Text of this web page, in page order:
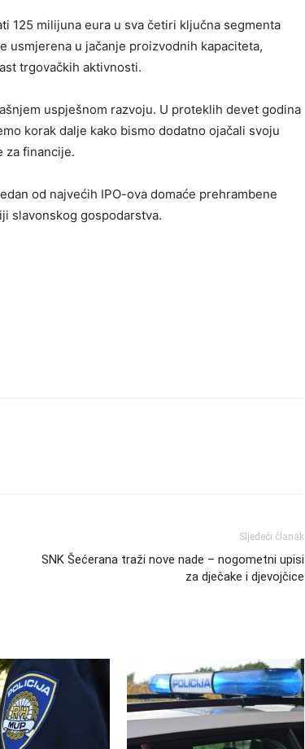
125 milijuna eura u sva četiri ključna segmenta
usmjerena u jačanje proizvodnih kapaciteta,
trgovačkih aktivnosti.
uspješnom razvoju. U proteklih devet godina
korak dalje kako bismo dodatno ojačali svoju
za financije.
od najvećih IPO-ova domaće prehrambene
slavonskog gospodarstva.
Sljedeći članak
SNK Šećerana traži nove nade – nogometni upisi
za dječake i djevojčice